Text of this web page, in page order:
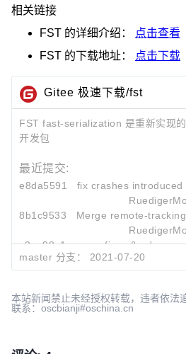
相关链接
FST 的详细介绍：
点击查看
FST 的下载地址： 点击下载
Gitee 极速下载/fst
FST fast-serialization 是重新实现
开发包
最近提交:
e8da5591
fix crashes introduced
8b1c9533
Merge remote-
c3ae98c1
some fixes & pr's
master 分支： 2021-07-20
本站新闻禁止未经授权转载，违者依法
联系：oscbianji#oschina.cn